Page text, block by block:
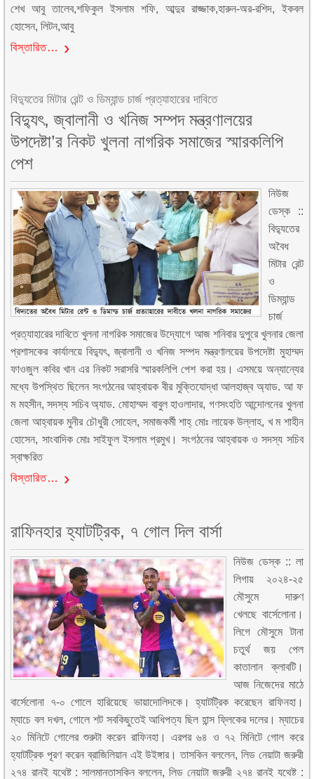
শেখ আবু তালেব,শফিকুল ইসলাম শফি, আব্দুর রাজ্জাক,হারুন-অর-রশিদ, ইকবল
হোসেন, লিটন,আবু
বিস্তারিত…
বিদ্যুতের মিটার রেন্ট ও ডিম্যান্ড চার্জ প্রত্যাহারের দাবিতে
বিদ্যুৎ, জ্বালানী ও খনিজ সম্পদ মন্ত্রণালয়ের
উপদেষ্টা’র নিকট খুলনা নাগরিক সমাজের স্মারকলিপি
পেশ
নিউজ
ডেস্ক ::
বিদ্যুতের
অবৈধ
মিটার রেন্ট
ও
ডিম্যান্ড
চার্জ
প্রত্যাহারের দাবিতে খুলনা নাগরিক সমাজের উদ্যোগে আজ শনিবার দুপুরে খুলনার জেলা
প্রশাসকের কার্যালয়ে বিদ্যুৎ, জ্বালানী ও খনিজ সম্পদ মন্ত্রণালয়ের উপদেষ্টা মুহাম্মদ
ফাওজুল কবির খান এর নিকট সরাসরি স্মারকলিপি পেশ করা হয়। এসময়ে অন্যান্যের
মধ্যে উপস্থিত ছিলেন সংগঠনের আহ্বায়ক বীর মুক্তিযোদ্ধা আলহাজ্ব অ্যাড. আ ফ
ম মহসীন, সদস্য সচিব অ্যাড. মোহাম্মদ বাবুল হাওলাদার, গণসংহতি আন্দোলনের খুলনা
জেলা আহ্বায়ক মুনীর চৌধুরী সোহেল, সমাজকর্মী শাহ্ মোঃ লায়েক উল্লাহ, খ ম শাহীন
হোসেন, সাংবাদিক মোঃ সাইফুল ইসলাম প্রমুখ। সংগঠনের আহ্বায়ক ও সদস্য সচিব
স্বাক্ষরিত
বিস্তারিত…
রাফিনহার হ্যাটট্রিক, ৭ গোল দিল বার্সা
নিউজ ডেস্ক :: লা
লিগায় ২০২৪-২৫
মৌসুমে দারুণ
খেলছে বার্সেলোনা।
লিগে মৌসুমে টানা
চতুর্থ জয় পেল
কাতালান ক্লাবটি।
আজ নিজেদের মাঠে
বার্সেলোনা ৭-০ গোলে হারিয়েছে ভায়াদোলিদকে। হ্যাটট্রিক করেছেন রাফিনহা।
ম্যাচে বল দখল, গোলে শট সবকিছুতেই আধিপত্য ছিল হান্স ফ্লিকের দলের। ম্যাচের
২০ মিনিটে গোলের শুরুটা করেন রাফিনহা। এরপর ৬৪ ও ৭২ মিনিটে গোল করে
হ্যাটট্রিক পূরণ করেন ব্রাজিলিয়ান এই উইঙ্গার। তাসকিন বললেন, লিড নেয়াটা জরুরী
২৭৪ রানই যথেষ্ট : সালমানতাসকিন বললেন, লিড নেয়াটা জরুরী ২৭৪ রানই যথেষ্ট :